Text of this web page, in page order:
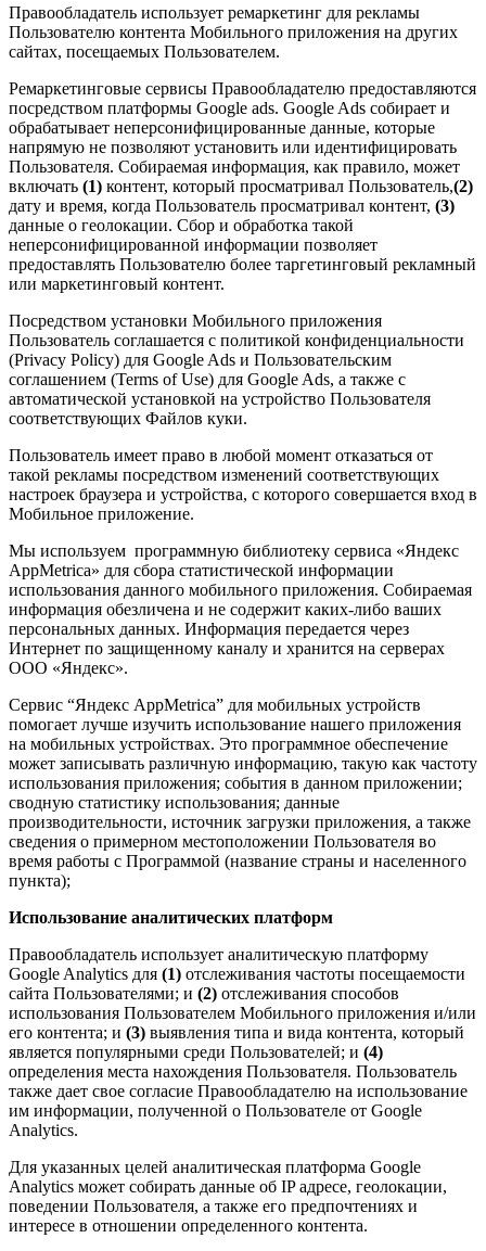
Правообладатель использует ремаркетинг для рекламы
Пользователю контента Мобильного приложения на других
сайтах, посещаемых Пользователем.
Ремаркетинговые сервисы Правообладателю предоставляются
посредством платформы Google ads. Google Ads собирает и
обрабатывает неперсонифицированные данные, которые
напрямую не позволяют установить или идентифицировать
Пользователя. Собираемая информация, как правило, может
включать (1) контент, который просматривал Пользователь,(2)
дату и время, когда Пользователь просматривал контент, (3)
данные о геолокации. Сбор и обработка такой
неперсонифицированной информации позволяет
предоставлять Пользователю более таргетинговый рекламный
или маркетинговый контент.
Посредством установки Мобильного приложения
Пользователь соглашается с политикой конфиденциальности
(Privacy Policy) для Google Ads и Пользовательским
соглашением (Terms of Use) для Google Ads, а также с
автоматической установкой на устройство Пользователя
соответствующих Файлов куки.
Пользователь имеет право в любой момент отказаться от
такой рекламы посредством изменений соответствующих
настроек браузера и устройства, с которого совершается вход в
Мобильное приложение.
Мы используем программную библиотеку сервиса «Яндекс
AppMetrica» для сбора статистической информации
использования данного мобильного приложения. Собираемая
информация обезличена и не содержит каких-либо ваших
персональных данных. Информация передается через
Интернет по защищенному каналу и хранится на серверах
ООО «Яндекс».
Сервис “Яндекс AppMetrica” для мобильных устройств
помогает лучше изучить использование нашего приложения
на мобильных устройствах. Это программное обеспечение
может записывать различную информацию, такую как частоту
использования приложения; события в данном приложении;
сводную статистику использования; данные
производительности, источник загрузки приложения, а также
сведения о примерном местоположении Пользователя во
время работы с Программой (название страны и населенного
пункта);
Использование аналитических платформ
Правообладатель использует аналитическую платформу
Google Analytics для (1) отслеживания частоты посещаемости
сайта Пользователями; и (2) отслеживания способов
использования Пользователем Мобильного приложения и/или
его контента; и (3) выявления типа и вида контента, который
является популярными среди Пользователей; и (4)
определения места нахождения Пользователя. Пользователь
также дает свое согласие Правообладателю на использование
им информации, полученной о Пользователе от Google
Analytics.
Для указанных целей аналитическая платформа Google
Analytics может собирать данные об IP адресе, геолокации,
поведении Пользователя, а также его предпочтениях и
интересе в отношении определенного контента.